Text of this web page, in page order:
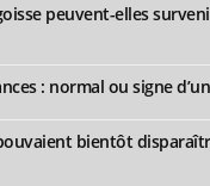
peuvent-elles
: normal ou signe
bientôt